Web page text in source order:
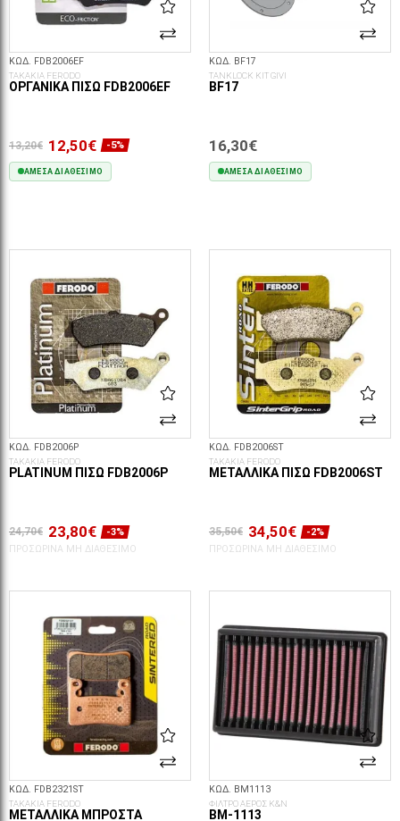
ΚΩΔ. FDB2006EF
ΤΑΚΑΚΙΑ FERODO
ΟΡΓΑΝΙΚΆ ΠΊΣΩ FDB2006EF
13,20€ 12,50€ -5%
ΆΜΕΣΑ ΔΙΑΘΈΣΙΜΟ
ΚΩΔ. BF17
TANKLOCK KIT GIVI
BF17
16,30€
ΆΜΕΣΑ ΔΙΑΘΈΣΙΜΟ
ΚΩΔ. FDB2006P
ΤΑΚΑΚΙΑ FERODO
PLATINUM ΠΊΣΩ FDB2006P
24,70€ 23,80€
-3%
ΠΡΟΣΩΡΙΝΆ ΜΗ ΔΙΑΘΈΣΙΜΟ
ΚΩΔ. FDB2006ST
ΤΑΚΑΚΙΑ FERODO
ΜΕΤΑΛΛΙΚΆ ΠΊΣΩ FDB2006ST
35,50€ 34,50€
-2%
ΠΡΟΣΩΡΙΝΆ ΜΗ ΔΙΑΘΈΣΙΜΟ
ΚΩΔ. FDB2321ST
ΤΑΚΑΚΙΑ FERODO
ΜΕΤΑΛΛΙΚΆ ΜΠΡΟΣΤΆ
ΚΩΔ. BM1113
ΦΙΛΤΡΟ ΑΕΡΟΣ K&N
BM-1113